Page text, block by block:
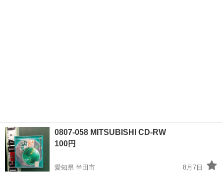
0807-058 MITSUBISHI CD-RW
100円
愛知県 半田市
8月7日